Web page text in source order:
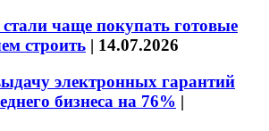
чаще покупать готовые
строить | 14.07.2026
электронных гарантий
бизнеса на 76% |